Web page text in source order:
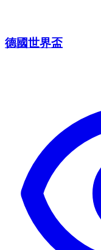
德國世界盃